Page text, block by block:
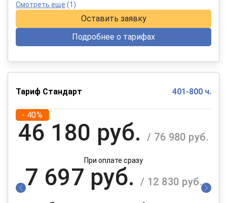
Смотреть еще (1)
Оставить заявку
Подробнее о тарифах
Тариф Стандарт 401-800 ч.
- 40%
46 180 руб. / 76 980 руб.
При оплате сразу
7 697 руб. / 12 830 руб.